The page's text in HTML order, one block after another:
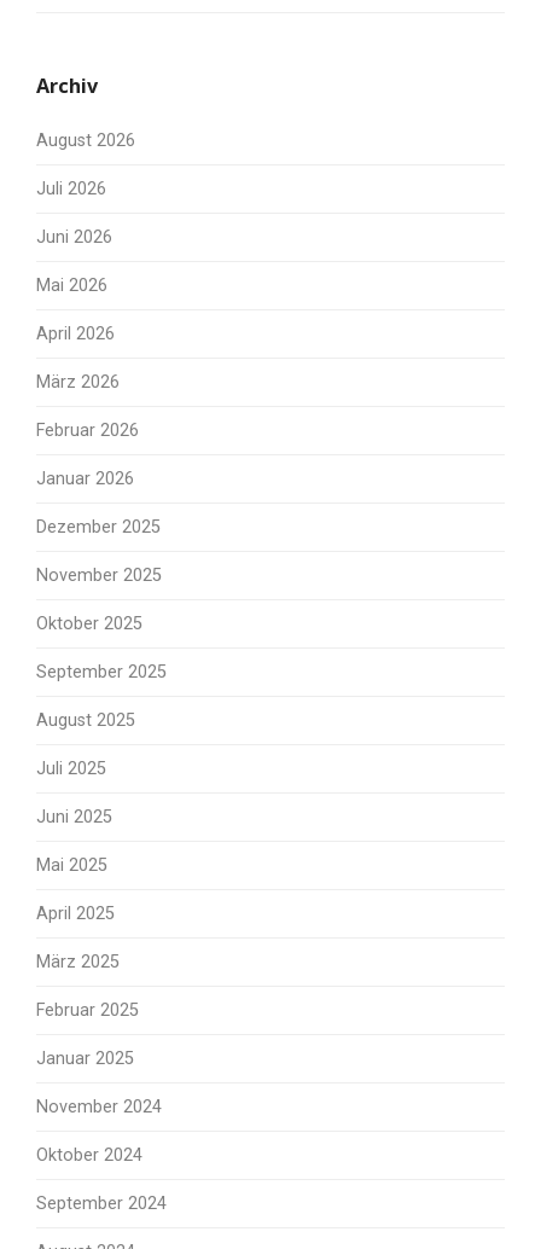
Archiv
August 2026
Juli 2026
Juni 2026
Mai 2026
April 2026
März 2026
Februar 2026
Januar 2026
Dezember 2025
November 2025
Oktober 2025
September 2025
August 2025
Juli 2025
Juni 2025
Mai 2025
April 2025
März 2025
Februar 2025
Januar 2025
November 2024
Oktober 2024
September 2024